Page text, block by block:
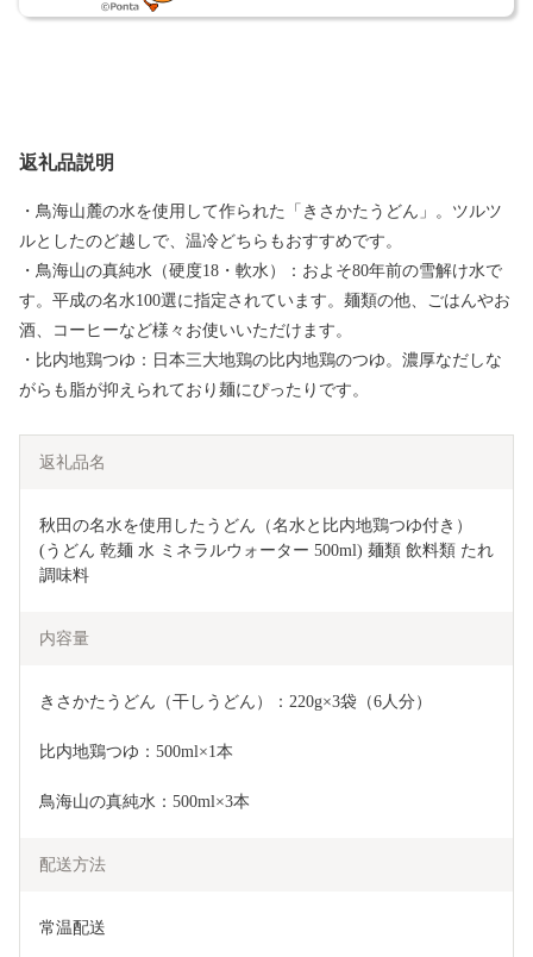
返礼品説明
・鳥海山麓の水を使用して作られた「きさかたうどん」。ツルツ
ルとしたのど越しで、温冷どちらもおすすめです。
・鳥海山の真純水（硬度18・軟水）：およそ80年前の雪解け水で
す。平成の名水100選に指定されています。麺類の他、ごはんやお
酒、コーヒーなど様々お使いいただけます。
・比内地鶏つゆ：日本三大地鶏の比内地鶏のつゆ。濃厚なだしな
がらも脂が抑えられており麺にぴったりです。
返礼品名
秋田の名水を使用したうどん（名水と比内地鶏つゆ付き）
(うどん 乾麺 水 ミネラルウォーター 500ml) 麺類 飲料類 たれ
調味料
内容量
きさかたうどん（干しうどん）：220g×3袋（6人分）
比内地鶏つゆ：500ml×1本
鳥海山の真純水：500ml×3本
配送方法
常温配送